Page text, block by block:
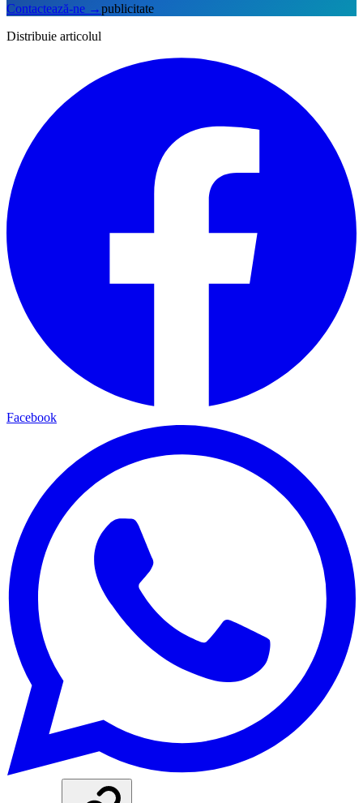
Contactează-ne →publicitate
Distribuie articolul
Facebook